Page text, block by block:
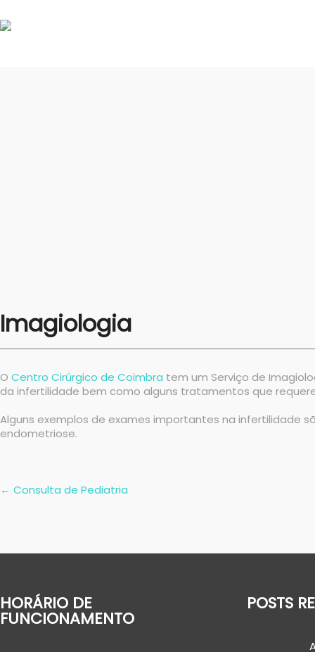
Imagiologia
O Centro Cirúrgico de Coimbra tem um Serviço de
da infertilidade bem como alguns tratamentos que
Alguns exemplos de exames importantes na infertilidade
endometriose.
Post
← Consulta de Pediatria
HORÁRIO DE
FUNCIONAMENTO
POSTS